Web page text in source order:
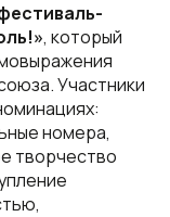
, который
Участники
номера,
творчество